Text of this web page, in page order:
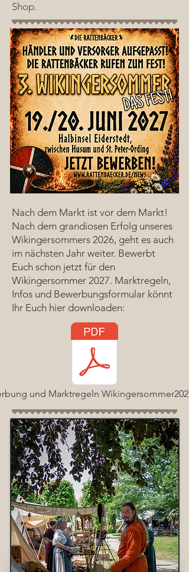
Shop.
Nach dem Markt ist vor dem Markt!
Nach dem grandiosen Erfolg unseres
Wikingersommers 2026, geht es auch
im nächsten Jahr weiter. Bewerbt
Euch schon jetzt für den
Wikingersommer 2027. Marktregeln,
Infos und Bewerbungsformular könnt
Ihr Euch hier downloaden:
und Marktregeln